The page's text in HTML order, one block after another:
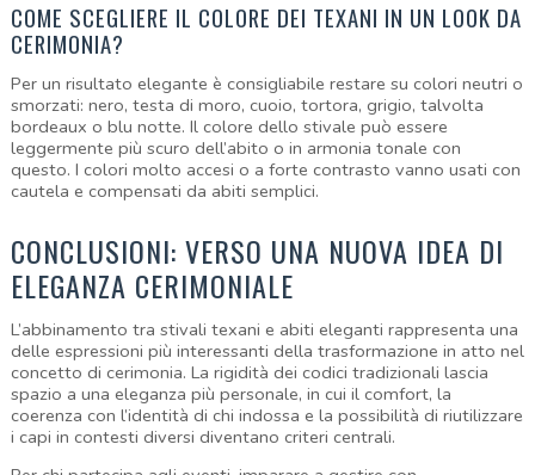
COME SCEGLIERE IL COLORE DEI TEXANI IN UN LOOK DA
CERIMONIA?
Per un risultato elegante è consigliabile restare su colori neutri o
smorzati: nero, testa di moro, cuoio, tortora, grigio, talvolta
bordeaux o blu notte. Il colore dello stivale può essere
leggermente più scuro dell’abito o in armonia tonale con
questo. I colori molto accesi o a forte contrasto vanno usati con
cautela e compensati da abiti semplici.
CONCLUSIONI: VERSO UNA NUOVA IDEA DI
ELEGANZA CERIMONIALE
L’abbinamento tra stivali texani e abiti eleganti rappresenta una
delle espressioni più interessanti della trasformazione in atto nel
concetto di cerimonia. La rigidità dei codici tradizionali lascia
spazio a una eleganza più personale, in cui il comfort, la
coerenza con l’identità di chi indossa e la possibilità di riutilizzare
i capi in contesti diversi diventano criteri centrali.